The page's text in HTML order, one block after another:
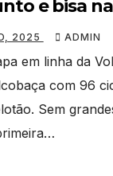
e bisa
2025 ADMIN
em linha da
com 96
Sem